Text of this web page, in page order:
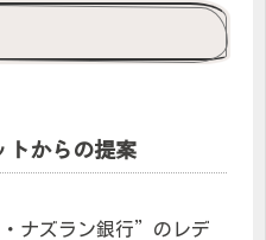
トからの提案
ナズラン銀行”のレデ